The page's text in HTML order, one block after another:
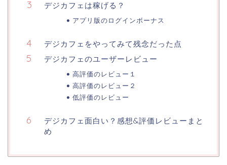
デジカフェは稼げる？
アプリ版のログインボーナス
デジカフェをやってみて残念だった点
デジカフェのユーザーレビュー
高評価のレビュー１
高評価のレビュー２
低評価のレビュー
デジカフェ面白い？感想&評価レビューまと
め